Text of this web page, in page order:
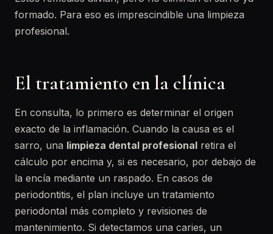
formado. Para eso es imprescindible una limpieza
profesional.
El tratamiento en la clínica
En consulta, lo primero es determinar el origen
exacto de la inflamación. Cuando la causa es el
sarro, una limpieza dental profesional retira el
cálculo por encima y, si es necesario, por debajo de
la encía mediante un raspado. En casos de
periodontitis, el plan incluye un tratamiento
periodontal más completo y revisiones de
mantenimiento. Si detectamos una caries, un